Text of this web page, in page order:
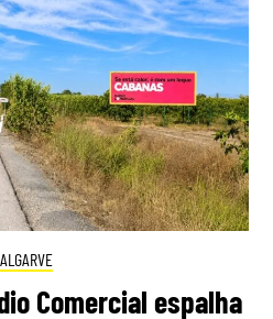
ALGARVE
Comercial espalha